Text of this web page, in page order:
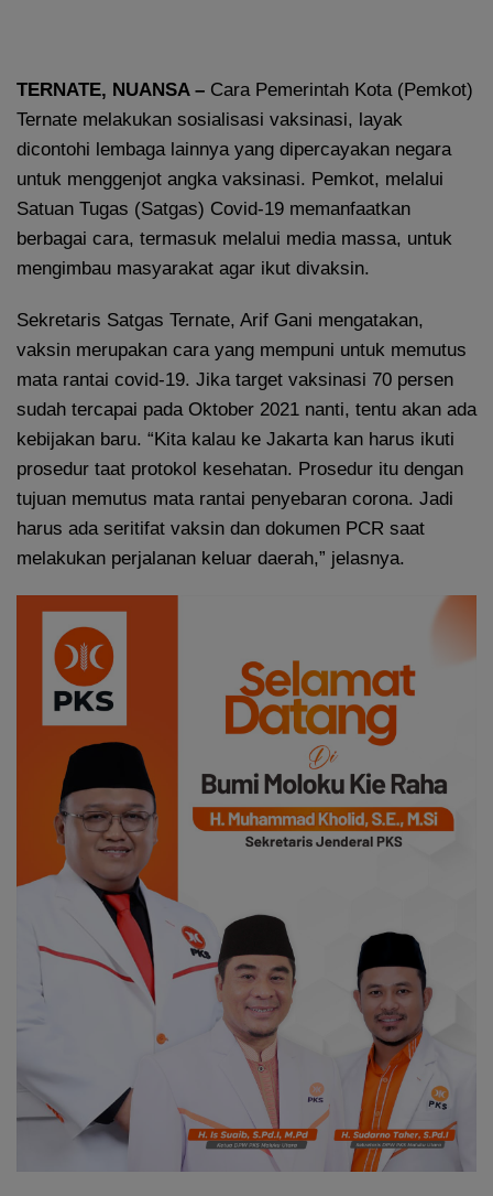
TERNATE, NUANSA – Cara Pemerintah Kota (Pemkot)
Ternate melakukan sosialisasi vaksinasi, layak
dicontohi lembaga lainnya yang dipercayakan negara
untuk menggenjot angka vaksinasi. Pemkot, melalui
Satuan Tugas (Satgas) Covid-19 memanfaatkan
berbagai cara, termasuk melalui media massa, untuk
mengimbau masyarakat agar ikut divaksin.
Sekretaris Satgas Ternate, Arif Gani mengatakan,
vaksin merupakan cara yang mempuni untuk memutus
mata rantai covid-19. Jika target vaksinasi 70 persen
sudah tercapai pada Oktober 2021 nanti, tentu akan ada
kebijakan baru. “Kita kalau ke Jakarta kan harus ikuti
prosedur taat protokol kesehatan. Prosedur itu dengan
tujuan memutus mata rantai penyebaran corona. Jadi
harus ada seritifat vaksin dan dokumen PCR saat
melakukan perjalanan keluar daerah,” jelasnya.